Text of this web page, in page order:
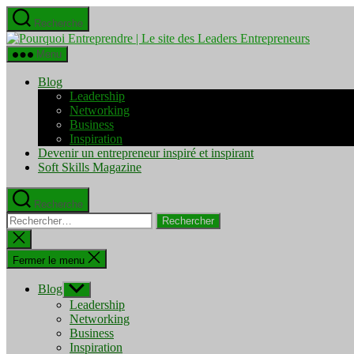
Aller
au
contenu
Recherche
Pourquoi
Menu
Blog
Leadership
Networking
Business
Inspiration
Devenir un entrepreneur inspiré et inspirant
Soft Skills Magazine
Recherche
Rechercher :
Fermer
la
recherche
Fermer le menu
Blog Afficher
le
sous-
menu
Leadership
Networking
Business
Inspiration